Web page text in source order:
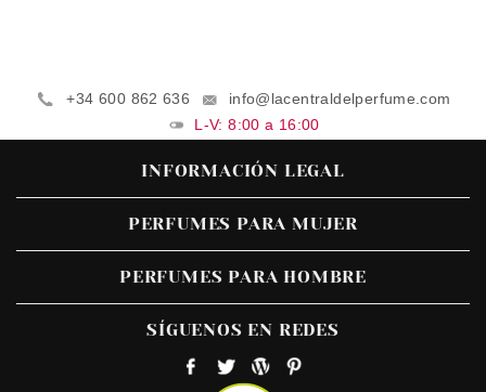
+34 600 862 636
info@lacentraldelperfume.com
L-V: 8:00 a 16:00
INFORMACIÓN LEGAL
PERFUMES PARA MUJER
PERFUMES PARA HOMBRE
SÍGUENOS EN REDES